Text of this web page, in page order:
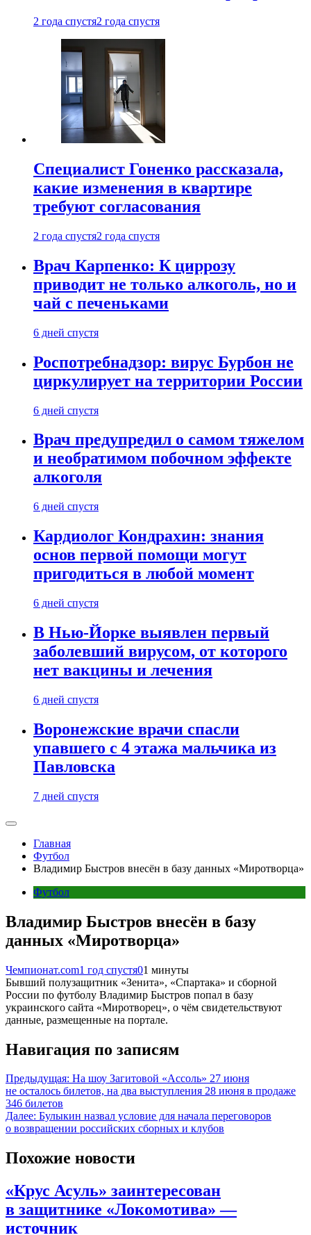
2 года спустя2 года спустя
Специалист Гоненко рассказала,
какие изменения в квартире
требуют согласования
2 года спустя2 года спустя
Врач Карпенко: К циррозу
приводит не только алкоголь, но и
чай с печеньками
6 дней спустя
Роспотребнадзор: вирус Бурбон не
циркулирует на территории России
6 дней спустя
Врач предупредил о самом тяжелом
и необратимом побочном эффекте
алкоголя
6 дней спустя
Кардиолог Кондрахин: знания
основ первой помощи могут
пригодиться в любой момент
6 дней спустя
В Нью-Йорке выявлен первый
заболевший вирусом, от которого
нет вакцины и лечения
6 дней спустя
Воронежские врачи спасли
упавшего с 4 этажа мальчика из
Павловска
7 дней спустя
Главная
Футбол
Владимир Быстров внесён в базу данных «Миротворца»
Футбол
Владимир Быстров внесён в базу
данных «Миротворца»
Чемпионат.com1 год спустя01 минуты
Бывший полузащитник «Зенита», «Спартака» и сборной
России по футболу Владимир Быстров попал в базу
украинского сайта «Миротворец», о чём свидетельствуют
данные, размещенные на портале.
Навигация по записям
Предыдущая: На шоу Загитовой «Ассоль» 27 июня
не осталось билетов, на два выступления 28 июня в продаже
346 билетов
Далее: Булыкин назвал условие для начала переговоров
о возвращении российских сборных и клубов
Похожие новости
«Крус Асуль» заинтересован
в защитнике «Локомотива» —
источник